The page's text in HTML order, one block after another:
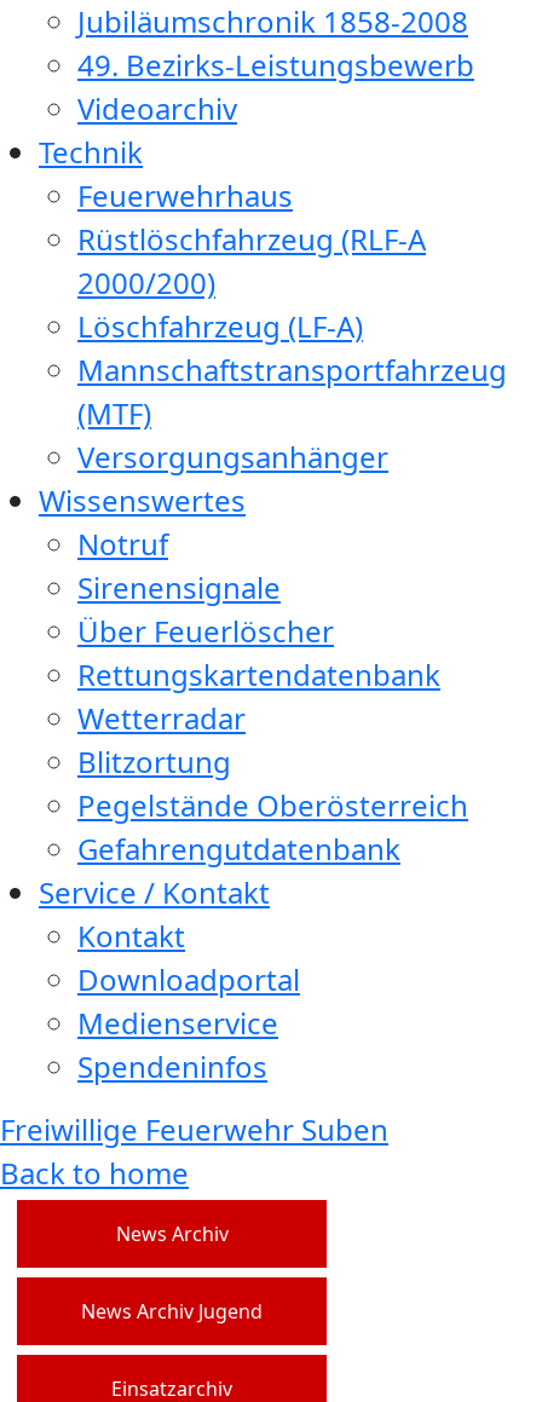
Jubiläumschronik 1858-2008
49. Bezirks-Leistungsbewerb
Videoarchiv
Technik
Feuerwehrhaus
Rüstlöschfahrzeug (RLF-A
2000/200)
Löschfahrzeug (LF-A)
Mannschaftstransportfahrzeug
(MTF)
Versorgungsanhänger
Wissenswertes
Notruf
Sirenensignale
Über Feuerlöscher
Rettungskartendatenbank
Wetterradar
Blitzortung
Pegelstände Oberösterreich
Gefahrengutdatenbank
Service / Kontakt
Kontakt
Downloadportal
Medienservice
Spendeninfos
Freiwillige Feuerwehr Suben
Back to home
News Archiv
News Archiv Jugend
Einsatzarchiv